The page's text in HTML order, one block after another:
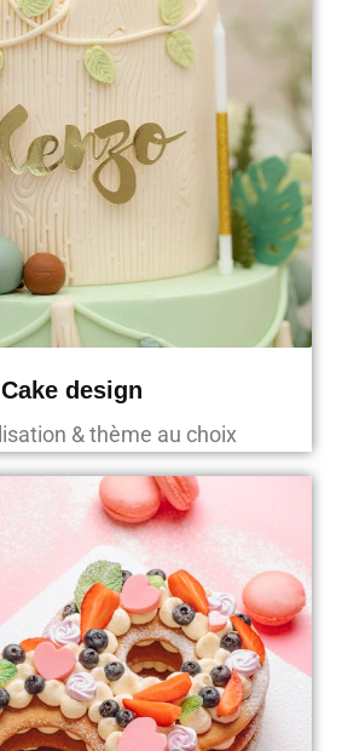
Cake design
& thème au choix